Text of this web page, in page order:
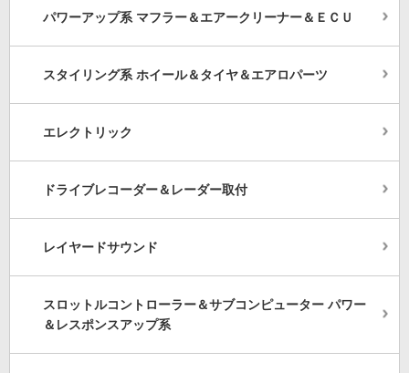
パワーアップ系 マフラー＆エアークリーナー＆ＥＣＵ
スタイリング系 ホイール＆タイヤ＆エアロパーツ
エレクトリック
ドライブレコーダー＆レーダー取付
レイヤードサウンド
スロットルコントローラー＆サブコンピューター パワー
＆レスポンスアップ系